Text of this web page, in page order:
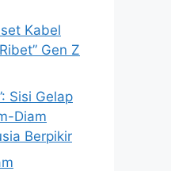
Kabel
Gen Z
Sisi Gelap
Diam
Berpikir